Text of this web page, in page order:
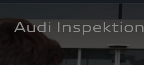
Audi Inspektion